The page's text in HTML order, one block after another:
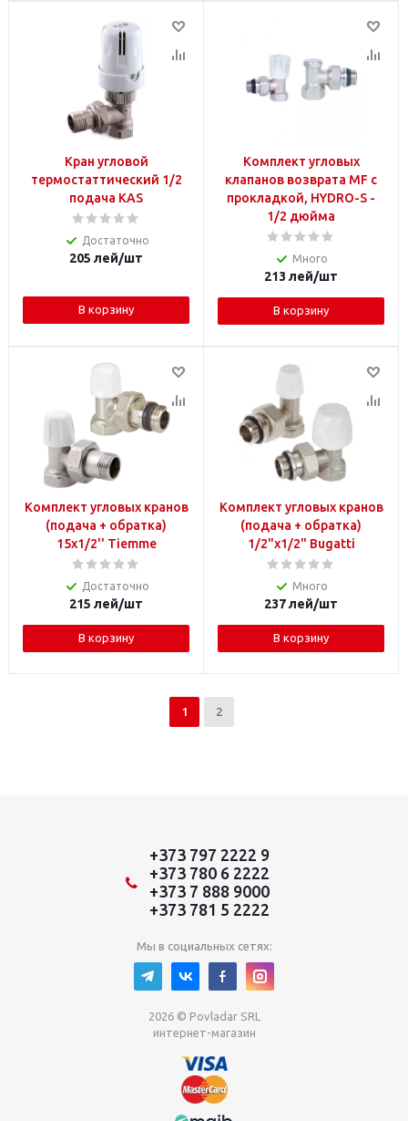
Кран угловой
термостаттический 1/2
подача KAS
Достаточно
205 лей/шт
В корзину
Комплект угловых
клапанов возврата MF с
прокладкой, HYDRO-S -
1/2 дюйма
Много
213 лей/шт
В корзину
Комплект угловых кранов
(подача + обратка)
15х1/2'' Tiemme
Достаточно
215 лей/шт
В корзину
Комплект угловых кранов
(подача + обратка)
1/2"х1/2" Bugatti
Много
237лей/шт
В корзину
1 2
+373 797 2222 9
+373 780 6 2222
+373 7 888 9000
+373 781 5 2222
Мы в социальных сетях:
2026 © Povladar SRL
интернет-магазин